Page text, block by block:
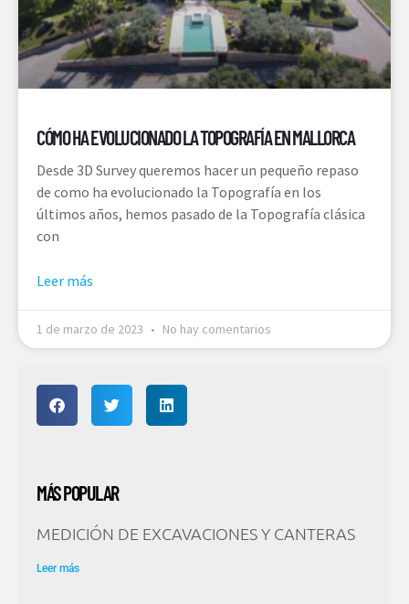
CÓMO HA EVOLUCIONADO LA TOPOGRAFÍA EN MALLORCA
Desde 3D Survey queremos hacer un pequeño repaso
de como ha evolucionado la Topografía en los
últimos años, hemos pasado de la Topografía clásica
con
Leer más
1 de marzo de 2023 No hay comentarios
MÁS POPULAR
MEDICIÓN DE EXCAVACIONES Y CANTERAS
Leer más